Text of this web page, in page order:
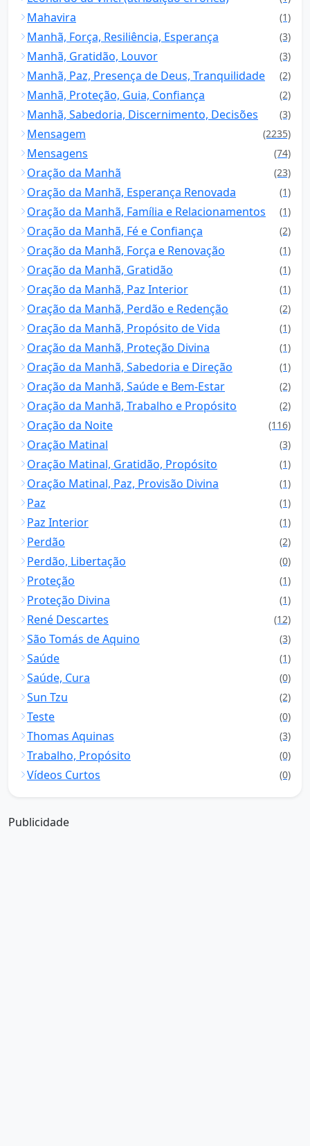
Mahavira (1)
Manhã, Força, Resiliência, Esperança (3)
Manhã, Gratidão, Louvor (3)
Manhã, Paz, Presença de Deus, Tranquilidade (2)
Manhã, Proteção, Guia, Confiança (2)
Manhã, Sabedoria, Discernimento, Decisões (3)
Mensagem (2235)
Mensagens (74)
Oração da Manhã (23)
Oração da Manhã, Esperança Renovada (1)
Oração da Manhã, Família e Relacionamentos (1)
Oração da Manhã, Fé e Confiança (2)
Oração da Manhã, Força e Renovação (1)
Oração da Manhã, Gratidão (1)
Oração da Manhã, Paz Interior (1)
Oração da Manhã, Perdão e Redenção (2)
Oração da Manhã, Propósito de Vida (1)
Oração da Manhã, Proteção Divina (1)
Oração da Manhã, Sabedoria e Direção (1)
Oração da Manhã, Saúde e Bem-Estar (2)
Oração da Manhã, Trabalho e Propósito (2)
Oração da Noite (116)
Oração Matinal (3)
Oração Matinal, Gratidão, Propósito (1)
Oração Matinal, Paz, Provisão Divina (1)
Paz (1)
Paz Interior (1)
Perdão (2)
Perdão, Libertação (0)
Proteção (1)
Proteção Divina (1)
René Descartes (12)
São Tomás de Aquino (3)
Saúde (1)
Saúde, Cura (0)
Sun Tzu (2)
Teste (0)
Thomas Aquinas (3)
Trabalho, Propósito (0)
Vídeos Curtos (0)
Publicidade